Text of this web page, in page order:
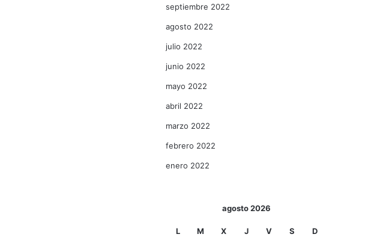
septiembre 2022
agosto 2022
julio 2022
junio 2022
mayo 2022
abril 2022
marzo 2022
febrero 2022
enero 2022
agosto 2026
L M X J V S D